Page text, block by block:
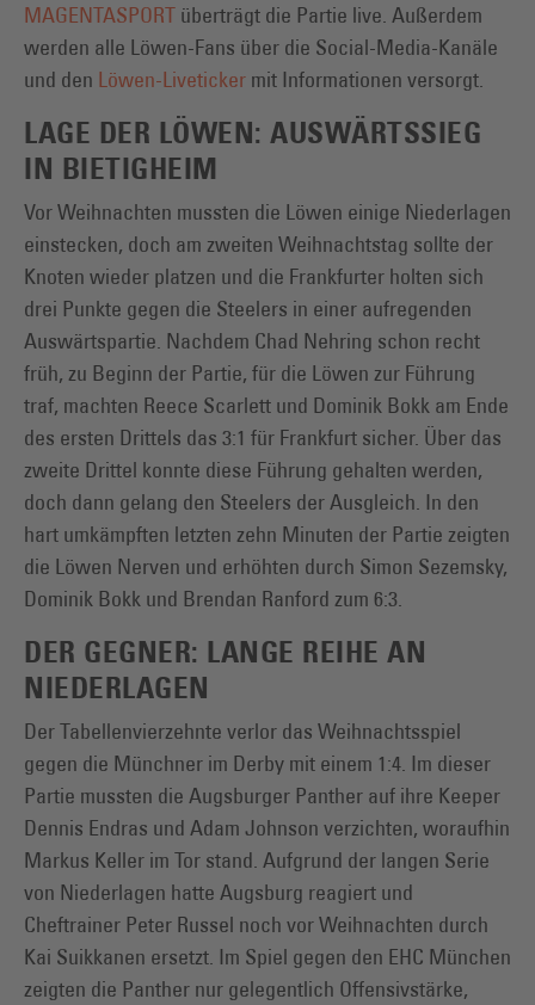
MAGENTASPORT überträgt die Partie live. Außerdem
werden alle Löwen-Fans über die Social-Media-Kanäle
und den Löwen-Liveticker mit Informationen versorgt.
LAGE DER LÖWEN: AUSWÄRTSSIEG
IN BIETIGHEIM
Vor Weihnachten mussten die Löwen einige Niederlagen
einstecken, doch am zweiten Weihnachtstag sollte der
Knoten wieder platzen und die Frankfurter holten sich
drei Punkte gegen die Steelers in einer aufregenden
Auswärtspartie. Nachdem Chad Nehring schon recht
früh, zu Beginn der Partie, für die Löwen zur Führung
traf, machten Reece Scarlett und Dominik Bokk am Ende
des ersten Drittels das 3:1 für Frankfurt sicher. Über das
zweite Drittel konnte diese Führung gehalten werden,
doch dann gelang den Steelers der Ausgleich. In den
hart umkämpften letzten zehn Minuten der Partie zeigten
die Löwen Nerven und erhöhten durch Simon Sezemsky,
Dominik Bokk und Brendan Ranford zum 6:3.
DER GEGNER: LANGE REIHE AN
NIEDERLAGEN
Der Tabellenvierzehnte verlor das Weihnachtsspiel
gegen die Münchner im Derby mit einem 1:4. Im dieser
Partie mussten die Augsburger Panther auf ihre Keeper
Dennis Endras und Adam Johnson verzichten, woraufhin
Markus Keller im Tor stand. Aufgrund der langen Serie
von Niederlagen hatte Augsburg reagiert und
Cheftrainer Peter Russel noch vor Weihnachten durch
Kai Suikkanen ersetzt. Im Spiel gegen den EHC München
zeigten die Panther nur gelegentlich Offensivstärke,